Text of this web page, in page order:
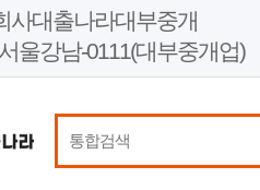
사대출나라대부중개
울강남-0111(대부중개업)